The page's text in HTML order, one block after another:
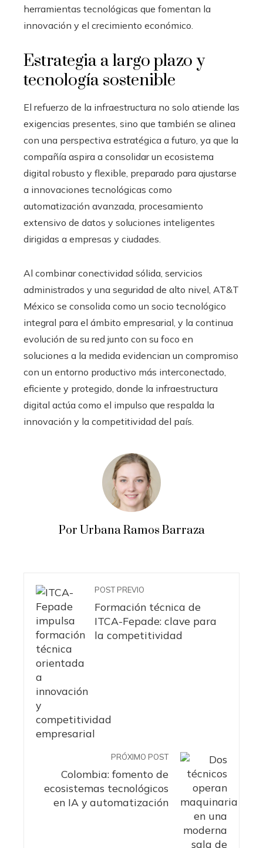
herramientas tecnológicas que fomentan la
innovación y el crecimiento económico.
Estrategia a largo plazo y
tecnología sostenible
El refuerzo de la infraestructura no solo atiende las
exigencias presentes, sino que también se alinea
con una perspectiva estratégica a futuro, ya que la
compañía aspira a consolidar un ecosistema
digital robusto y flexible, preparado para ajustarse
a innovaciones tecnológicas como
automatización avanzada, procesamiento
extensivo de datos y soluciones inteligentes
dirigidas a empresas y ciudades.
Al combinar conectividad sólida, servicios
administrados y una seguridad de alto nivel, AT&T
México se consolida como un socio tecnológico
integral para el ámbito empresarial, y la continua
evolución de su red junto con su foco en
soluciones a la medida evidencian un compromiso
con un entorno productivo más interconectado,
eficiente y protegido, donde la infraestructura
digital actúa como el impulso que respalda la
innovación y la competitividad del país.
Por Urbana Ramos Barraza
POST PREVIO
Formación técnica de
ITCA-Fepade: clave para
la competitividad
PRÓXIMO POST
Colombia: fomento de
ecosistemas tecnológicos
en IA y automatización